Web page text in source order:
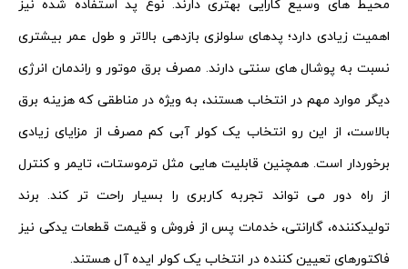
محیط‌ های وسیع کارایی بهتری دارند. نوع پد استفاده شده نیز
اهمیت زیادی دارد؛ پدهای سلولزی بازدهی بالاتر و طول عمر بیشتری
نسبت به پوشال‌ های سنتی دارند. مصرف برق موتور و راندمان انرژی
دیگر موارد مهم در انتخاب هستند، به ویژه در مناطقی که هزینه برق
بالاست، از این رو انتخاب یک کولر آبی کم مصرف از مزایای زیادی
برخوردار است. همچنین قابلیت‌ هایی مثل ترموستات، تایمر و کنترل
از راه دور می‌ تواند تجربه کاربری را بسیار راحت‌ تر کند. برند
تولیدکننده، گارانتی، خدمات پس از فروش و قیمت قطعات یدکی نیز
فاکتورهای تعیین‌ کننده در انتخاب یک کولر ایده‌ آل هستند.